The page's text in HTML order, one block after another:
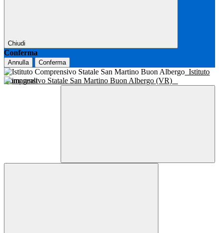
Chiudi
Conferma
Annulla Conferma
Istituto
Comprensivo Statale San Martino Buon Albergo (VR)